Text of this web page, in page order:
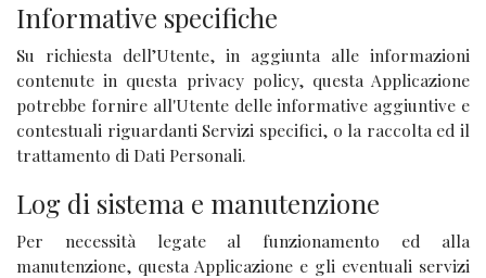
Informative specifiche
Su richiesta dell’Utente, in aggiunta alle informazioni
contenute in questa privacy policy, questa Applicazione
potrebbe fornire all'Utente delle informative aggiuntive e
contestuali riguardanti Servizi specifici, o la raccolta ed il
trattamento di Dati Personali.
Log di sistema e manutenzione
Per necessità legate al funzionamento ed alla
manutenzione, questa Applicazione e gli eventuali servizi